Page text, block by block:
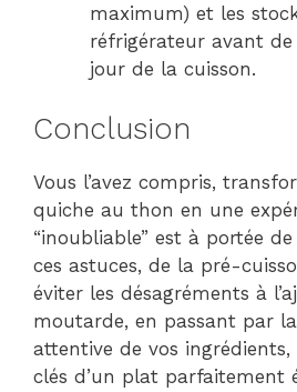
maximum) et les
réfrigérateur avant de
jour de la cuisson.
Conclusion
Vous l’avez compris,
quiche au thon en une
“inoubliable” est à portée
ces astuces, de la pré-
éviter les désagréments à
moutarde, en passant par
attentive de vos
clés d’un plat parfaitement